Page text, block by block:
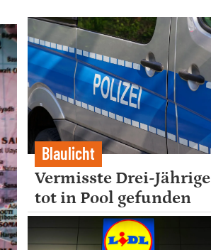
Blaulicht
Vermisste Drei-Jährige
tot in Pool gefunden